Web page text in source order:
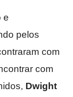
e
pelos
com
com
Dwight